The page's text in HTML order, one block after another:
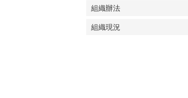
組織辦法
組織現況